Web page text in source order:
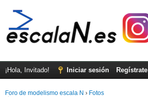
¡Hola, Invitado! Iniciar sesión Regístrate
Foro de modelismo escala N › Fotos